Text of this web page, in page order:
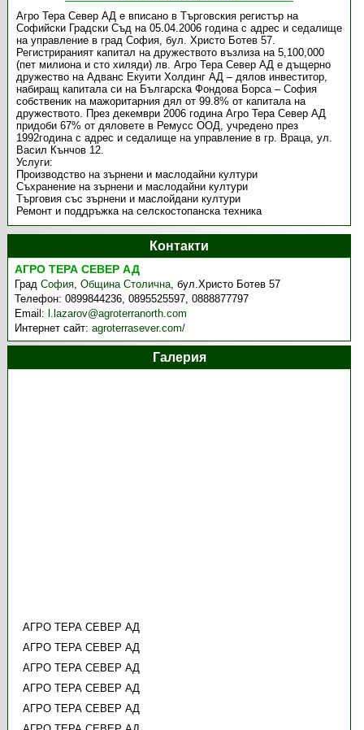
Агро Тера Север АД е вписано в Търговския регистър на
Софийски Градски Съд на 05.04.2006 година с адрес и седалище
на управление в град София, бул. Христо Ботев 57.
Регистрираният капитал на дружеството възлиза на 5,100,000
(пет милиона и сто хиляди) лв. Агро Тера Север АД е дъщерно
дружество на Адванс Екуити Холдинг АД – дялов инвеститор,
набиращ капитала си на Българска Фондова Борса – София
собственик на мажоритарния дял от 99.8% от капитала на
дружеството. През декември 2006 година Агро Тера Север АД
придоби 67% от дяловете в Ремусс ООД, учредено през
1992година с адрес и седалище на управление в гр. Враца, ул.
Васил Кънчов 12.
Услуги:
Производство на зърнени и маслодайни култури
Съхранение на зърнени и маслодайни култури
Търговия със зърнени и маслойдани култури
Ремонт и поддръжка на селскостопанска техника
Контакти
АГРО ТЕРА СЕВЕР АД
ГрадСофия,Община Столична,бул.Христо Ботев 57
Телефон:0899844236, 0895525597, 0888877797
Email: l.lazarov@agroterranorth.com
Интернет сайт:agroterrasever.com/
Галерия
АГРО ТЕРА СЕВЕР АД
АГРО ТЕРА СЕВЕР АД
АГРО ТЕРА СЕВЕР АД
АГРО ТЕРА СЕВЕР АД
АГРО ТЕРА СЕВЕР АД